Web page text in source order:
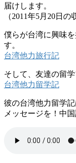
届けします。
（2011年5月20日の
僕らが台湾に興味
す。
台湾他力旅行記
そして、友達の留学
台湾他力留学記
彼の台湾他力留学
メッセージを！中